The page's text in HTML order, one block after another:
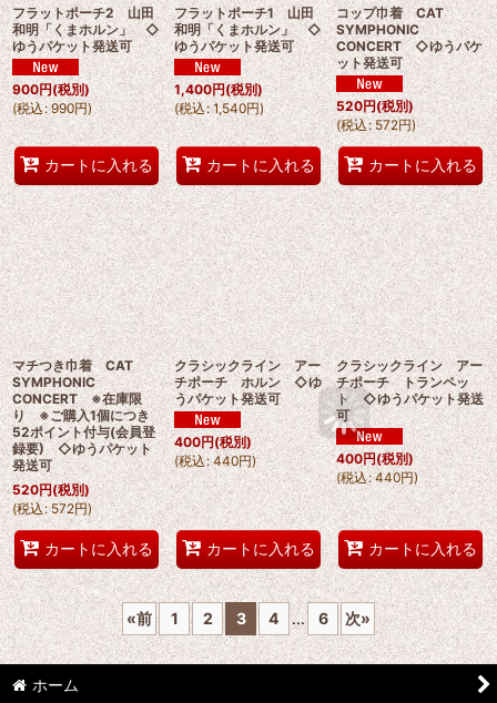
フラットポーチ2 山田
和明「くまホルン」 ◇
ゆうパケット発送可
900円(税別)
(税込: 990円)
カートに入れる
フラットポーチ1 山田
和明「くまホルン」 ◇
ゆうパケット発送可
1,400円(税別)
(税込: 1,540円)
カートに入れる
コップ巾着 CAT
SYMPHONIC
CONCERT ◇ゆうパケ
ット発送可
520円(税別)
(税込: 572円)
カートに入れる
マチつき巾着 CAT
SYMPHONIC
CONCERT ※在庫限
り ※ご購入1個につき
52ポイント付与(会員登
録要) ◇ゆうパケット
発送可
520円(税別)
(税込: 572円)
カートに入れる
クラシックライン アー
チポーチ ホルン ◇ゆ
うパケット発送可
400円(税別)
(税込: 440円)
カートに入れる
クラシックライン アー
チポーチ トランペッ
ト ◇ゆうパケット発送
可
400円(税別)
(税込: 440円)
カートに入れる
«前 1 2 3 4 ... 6 次»
ホーム